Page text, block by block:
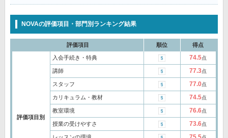
NOVAの評価項目・部門別ランキング結果
評価項目 順位 得点
評価項目別
入会手続き・特典 74.5点
講師 77.3点
スタッフ 77.0点
カリキュラム・教材 74.5点
教室環境 76.6点
授業の受けやすさ 73.6点